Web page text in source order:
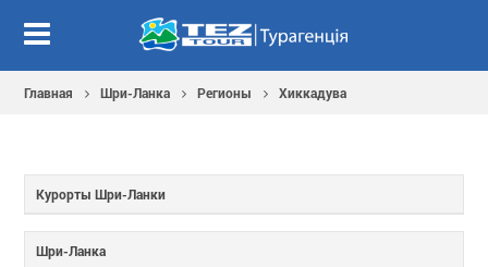
Главная Шри-Ланка Регионы Хиккадува
Курорты Шри-Ланки
Шри-Ланка